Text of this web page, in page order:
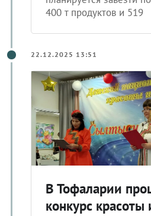
400 т продуктов и 519
22.12.2025 13:51
В Тофаларии
конкурс красоты